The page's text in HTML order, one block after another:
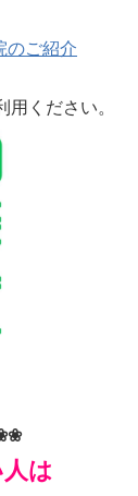
のご紹介
ください。
は